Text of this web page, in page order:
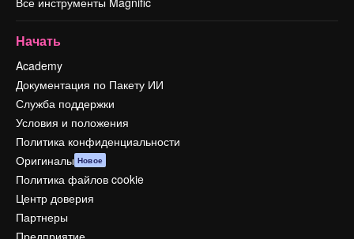
Начать
Academy
Документация по Пакету ИИ
Служба поддержки
Условия и положения
Политика конфиденциальности
Оригиналы Новое
Политика файлов cookie
Центр доверия
Партнеры
Предприятие